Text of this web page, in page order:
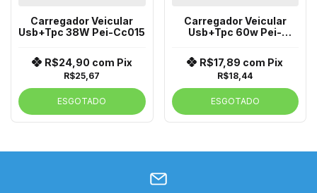
Carregador Veicular
Usb+Tpc 38W Pei-Cc015
R$25,67
R$24,90 com Pix
ESGOTADO
Carregador Veicular
Usb+Tpc 60w Pei-
R$18,44
R$17,89 com Pix
ESGOTADO